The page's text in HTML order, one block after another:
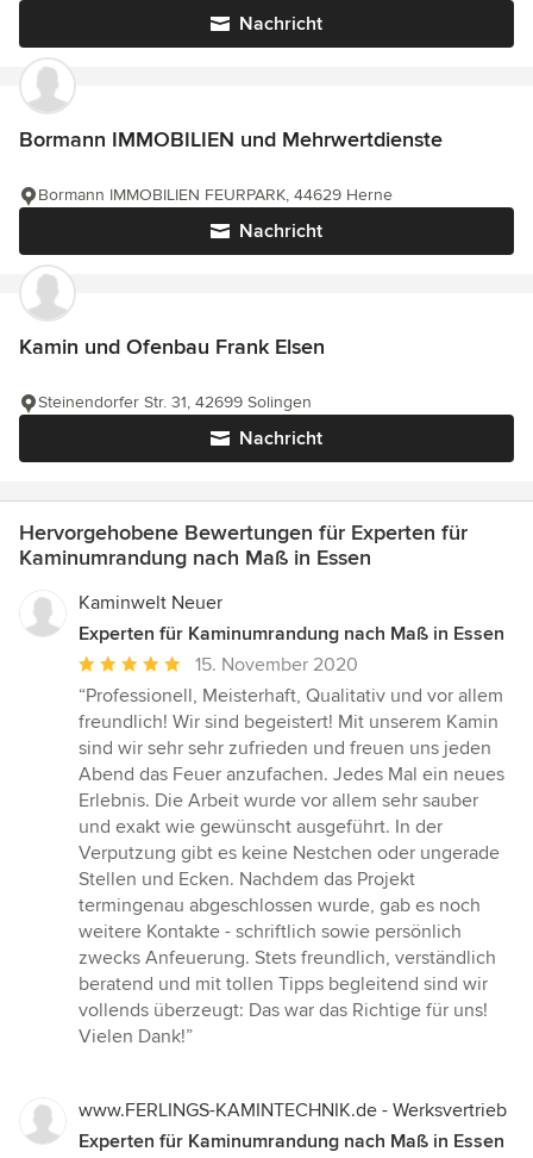
Nachricht
Bormann IMMOBILIEN und Mehrwertdienste
Nachricht
Bormann IMMOBILIEN FEURPARK, 44629 Herne
Kamin und Ofenbau Frank Elsen
Nachricht
Steinendorfer Str. 31, 42699 Solingen
Hervorgehobene Bewertungen für Experten für
Kaminumrandung nach Maß in Essen
Kaminwelt Neuer
Experten für Kaminumrandung nach Maß in Essen
Durchschnittliche
Bewertung:
5
von
5
Sternen
15. November 2020
“Professionell, Meisterhaft, Qualitativ und vor allem
freundlich! Wir sind begeistert! Mit unserem Kamin
sind wir sehr sehr zufrieden und freuen uns jeden
Abend das Feuer anzufachen. Jedes Mal ein neues
Erlebnis. Die Arbeit wurde vor allem sehr sauber
und exakt wie gewünscht ausgeführt. In der
Verputzung gibt es keine Nestchen oder ungerade
Stellen und Ecken. Nachdem das Projekt
termingenau abgeschlossen wurde, gab es noch
weitere Kontakte - schriftlich sowie persönlich
zwecks Anfeuerung. Stets freundlich, verständlich
beratend und mit tollen Tipps begleitend sind wir
vollends überzeugt: Das war das Richtige für uns!
Vielen Dank!”
www.FERLINGS-KAMINTECHNIK.de - Werksvertrieb
Experten für Kaminumrandung nach Maß in Essen